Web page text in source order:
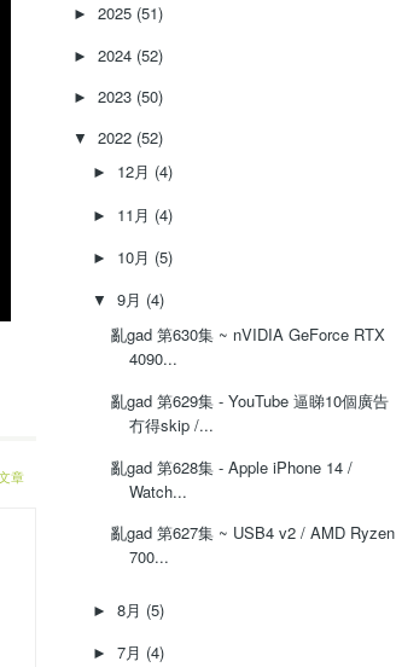
章
► 2025 (51)
► 2024 (52)
► 2023 (50)
▼ 2022 (52)
► 12月 (4)
► 11月 (4)
► 10月 (5)
▼ 9月 (4)
亂‌‌‌gad‌‌‌ ‌‌‌‌‌第‌‌‌630集 ~ nVIDIA GeForce RTX
4090...
亂‌‌‌gad‌‌‌ ‌‌‌‌‌第‌‌‌629集 - YouTube 逼睇10個廣告
冇得skip /...
亂‌‌‌gad‌‌‌ ‌‌‌‌‌第‌‌‌628集 - Apple iPhone 14 /
Watch...
亂‌‌‌gad‌‌‌ ‌‌‌‌‌第‌‌‌627集 ~ USB4 v2 / AMD Ryzen
700...
► 8月 (5)
► 7月 (4)